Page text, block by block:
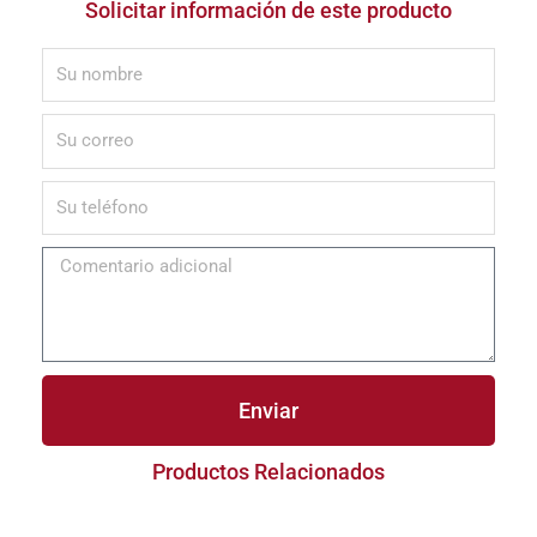
Solicitar información de este producto
Enviar
Productos Relacionados